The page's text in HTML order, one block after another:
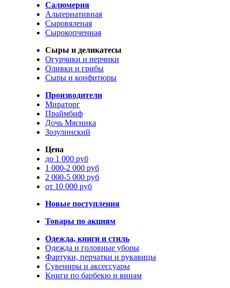
Салюмерия
Альтернативная
Сыровяленая
Сырокопченная
Сыры и деликатесы
Огурчики и перчики
Оливки и грибы
Сыры и конфитюры
Производители
Мираторг
Праймбиф
Дочь Мясника
Зозулинский
Цена
до 1 000 руб
1 000-2 000 руб
2 000-5 000 руб
от 10 000 руб
Новые поступления
Товары по акциям
Одежда, книги и стиль
Одежда и головные уборы
Фартуки, перчатки и рукавицы
Сувениры и аксессуары
Книги по барбекю и винам